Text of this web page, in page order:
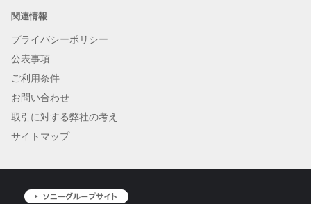
関連情報
プライバシーポリシー
公表事項
ご利用条件
お問い合わせ
取引に対する弊社の考え
サイトマップ